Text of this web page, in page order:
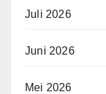
Juli 2026
Juni 2026
Mei 2026